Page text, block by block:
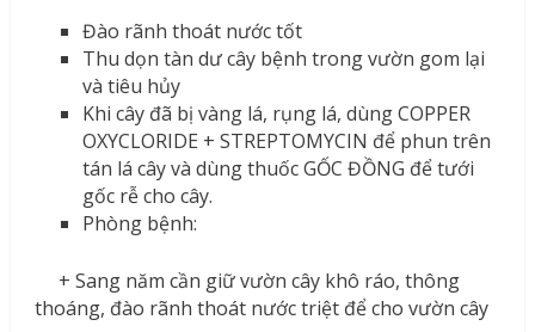
Đào rãnh thoát nước tốt
Thu dọn tàn dư cây bệnh trong vườn gom lại
và tiêu hủy
Khi cây đã bị vàng lá, rụng lá, dùng COPPER
OXYCLORIDE + STREPTOMYCIN để phun trên
tán lá cây và dùng thuốc GỐC ĐỒNG để tưới
gốc rễ cho cây.
Phòng bệnh:
+ Sang năm cần giữ vườn cây khô ráo, thông
thoáng, đào rãnh thoát nước triệt để cho vườn cây